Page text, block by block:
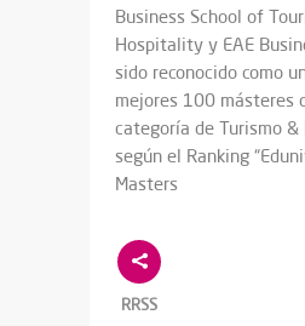
Business School of
Hospitality y EAE
sido reconocido como
mejores 100 másteres
categoría de Turismo
según el Ranking
Masters
RRSS